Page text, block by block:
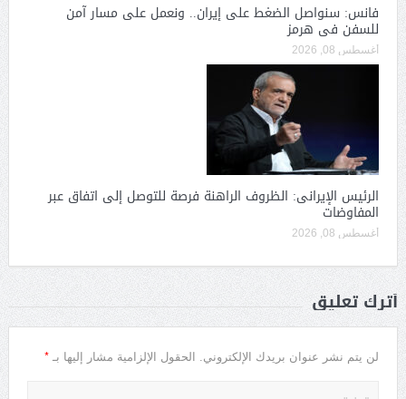
فانس: سنواصل الضغط على إيران.. ونعمل على مسار آمن
للسفن فى هرمز
أغسطس 08, 2026
الرئيس الإيرانى: الظروف الراهنة فرصة للتوصل إلى اتفاق عبر
المفاوضات
أغسطس 08, 2026
أترك تعليق
لن يتم نشر عنوان بريدك الإلكتروني. الحقول الإلزامية مشار إليها بـ *